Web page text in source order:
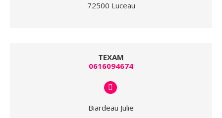
72500 Luceau
TEXAM
0616094674
Biardeau Julie
E-
mail